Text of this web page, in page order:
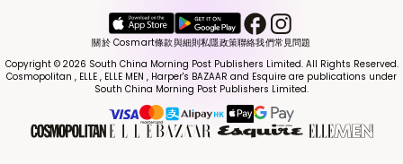
關於 Cosmart條款與細則私隱政策聯絡我們常見問題
Copyright © 2026 South China Morning Post Publishers Limited. All Rights Reserved.
Cosmopolitan , ELLE , ELLE MEN , Harper's BAZAAR and Esquire are publications under
South China Morning Post Publishers Limited.